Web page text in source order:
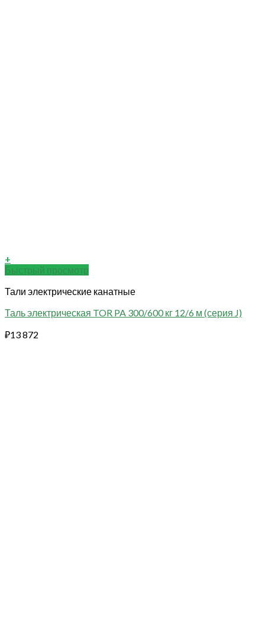
+
Быстрый просмотр
Тали электрические канатные
Таль электрическая TOR PA 300/600 кг 12/6 м (серия J)
₽13 872